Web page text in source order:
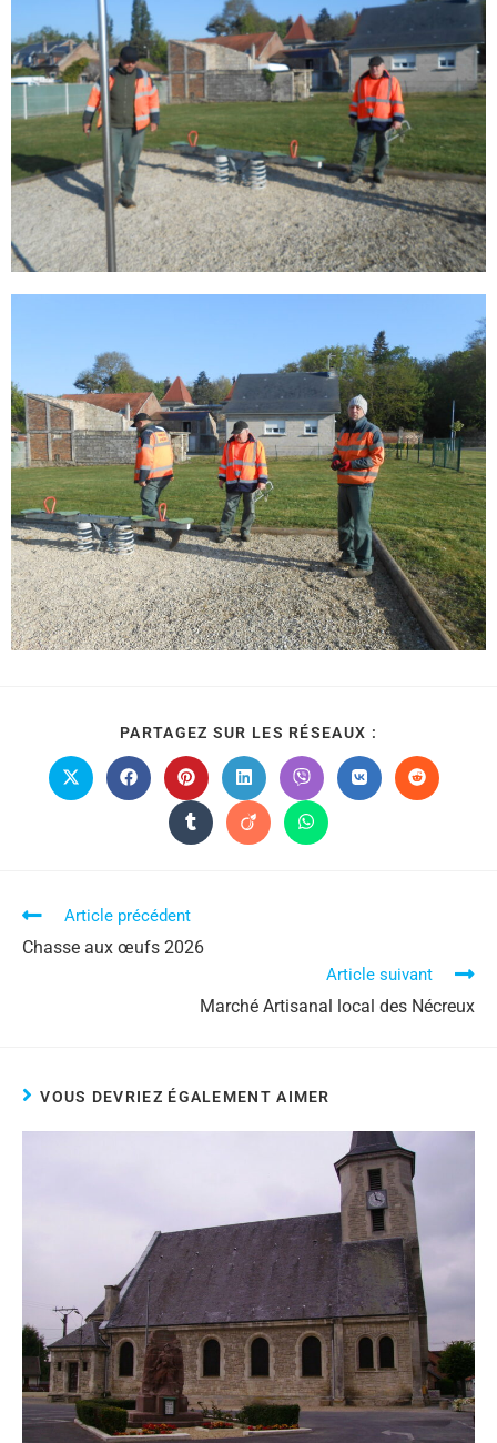
PARTAGEZ SUR LES RÉSEAUX :
Article précédent
Chasse aux œufs 2026
Article suivant
Marché Artisanal local des Nécreux
VOUS DEVRIEZ ÉGALEMENT AIMER